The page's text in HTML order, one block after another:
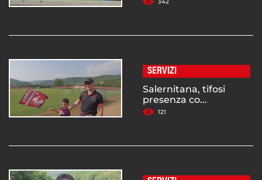
342
SERVIZI
Salernitana, tifosi
presenza co...
121